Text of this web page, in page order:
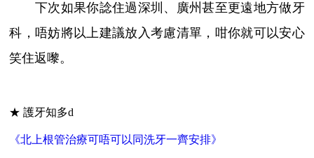
下次如果你諗住過深圳、廣州甚至更遠地方做牙
科，唔妨將以上建議放入考慮清單，咁你就可以安心
笑住返嚟。
★ 護牙知多d
《北上根管治療可唔可以同洗牙一齊安排》